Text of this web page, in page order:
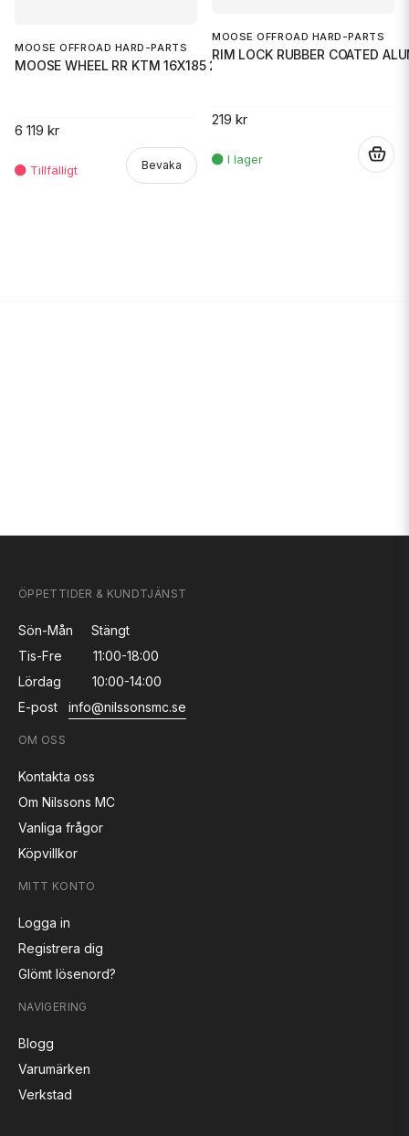
MOOSE OFFROAD HARD-PARTS
MOOSE WHEEL RR KTM 16X185 21+
6 119 kr
Bevaka
MOOSE OFFROAD HARD-PARTS
RIM LOCK RUBBER COATED
219 kr
ÖPPETTIDER & KUNDTJÄNST
Sön-Mån
Stängt
Tis-Fre
11:00-18:00
Lördag
10:00-14:00
E-post
info@nilssonsmc.se
OM OSS
Kontakta oss
Om Nilssons MC
Vanliga frågor
Köpvillkor
MITT KONTO
Logga in
Registrera dig
Glömt lösenord?
NAVIGERING
Blogg
Varumärken
Verkstad